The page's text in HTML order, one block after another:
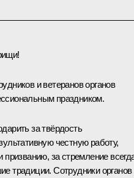
и ветеранов органов
праздником.
за твёрдость
честную работу,
призванию, за стремление
традиции. Сотрудники органов